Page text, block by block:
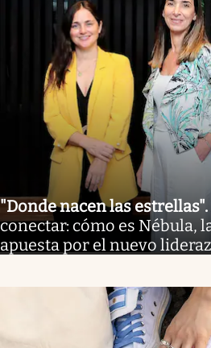
"Donde nacen las estrellas".
conectar: cómo es Nébula,
apuesta por el nuevo